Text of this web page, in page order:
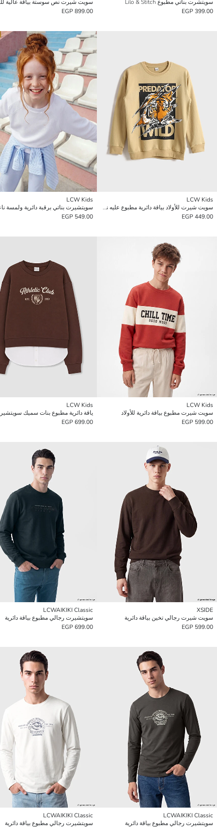
سويتشرت بناتي مطبوع Lilo & Stitch
399.00 EGP
سويت شيرت نص سوستة بياقة عالية
899.00 EGP
LCW Kids
سويت شيرت للأولاد بياقة دائرية مطبوع عليه نمر
449.00 EGP
LCW Kids
سويتشيرت بناتي برقبة دائرية ولمسة
549.00 EGP
LCW Kids
سويت شيرت مطبوع بياقة دائرية للأولاد
599.00 EGP
LCW Kids
ياقة دائرية مطبوع بنات سميك
699.00 EGP
XSIDE
سويت شيرت رجالي تخين بياقة دائرية
599.00 EGP
LCWAIKIKI Classic
سويتشيرت رجالي مطبوع بياقة دائرية
699.00 EGP
LCWAIKIKI Classic
سويتشيرت رجالي مطبوع بياقة دائرية
LCWAIKIKI Classic
سويتشيرت رجالي مطبوع بياقة دائرية